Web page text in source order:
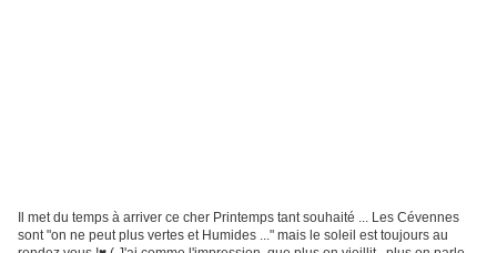
Il met du temps à arriver ce cher Printemps tant souhaité ... Les Cévennes
sont "on ne peut plus vertes et Humides ..." mais le soleil est toujours au